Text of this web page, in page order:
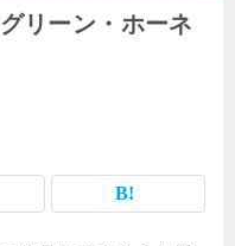
リーン・ホーネ